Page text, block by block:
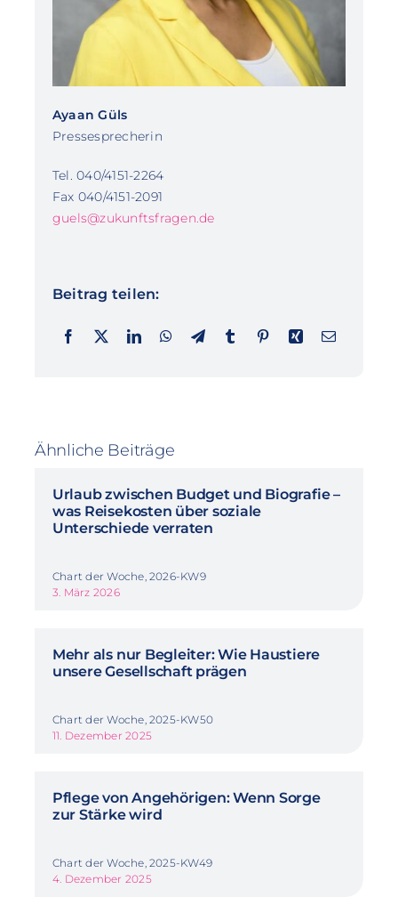
Ayaan Güls
Pressesprecherin
Tel. 040/4151-2264
Fax 040/4151-2091
guels@zukunftsfragen.de
Beitrag teilen:
Ähnliche Beiträge
Urlaub zwischen Budget und Biografie –
was Reisekosten über soziale
Unterschiede verraten
Chart der Woche, 2026-KW9
3. März 2026
Mehr als nur Begleiter: Wie Haustiere
unsere Gesellschaft prägen
Chart der Woche, 2025-KW50
11. Dezember 2025
Pflege von Angehörigen: Wenn Sorge
zur Stärke wird
Chart der Woche, 2025-KW49
4. Dezember 2025